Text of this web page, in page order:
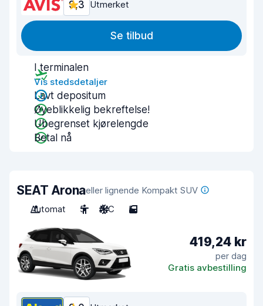
9,3 Utmerket
Se tilbud
I terminalen
Vis stedsdetaljer
Lavt depositum
Øyeblikkelig bekreftelse!
Ubegrenset kjørelengde
Betal nå
SEAT Aronaeller lignende Kompakt SUV
Automat
5 A/C 5
419,24 kr
per dag
Gratis avbestilling